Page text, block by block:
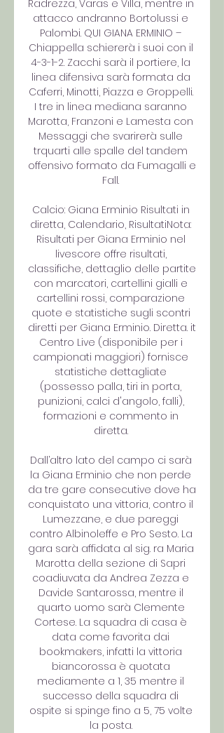
Radrezza, Varas e Villa, mentre in
attacco andranno Bortolussi e
Palombi. QUI GIANA ERMINIO –
Chiappella schiererà i suoi con il
4-3-1-2. Zacchi sarà il portiere, la
linea difensiva sarà formata da
Caferri, Minotti, Piazza e Groppelli.
I tre in linea mediana saranno
Marotta, Franzoni e Lamesta con
Messaggi che svarirerà sulle
trquarti alle spalle del tandem
offensivo formato da Fumagalli e
Fall.
Calcio: Giana Erminio Risultati in
diretta, Calendario, RisultatiNota:
Risultati per Giana Erminio nel
livescore offre risultati,
classifiche, dettaglio delle partite
con marcatori, cartellini gialli e
cartellini rossi, comparazione
quote e statistiche sugli scontri
diretti per Giana Erminio. Diretta. it
Centro Live (disponibile per i
campionati maggiori) fornisce
statistiche dettagliate
(possesso palla, tiri in porta,
punizioni, calci d'angolo, falli),
formazioni e commento in
diretta.
Dall’altro lato del campo ci sarà
la Giana Erminio che non perde
da tre gare consecutive dove ha
conquistato una vittoria, contro il
Lumezzane, e due pareggi
contro Albinoleffe e Pro Sesto. La
gara sarà affidata al sig. ra Maria
Marotta della sezione di Sapri
coadiuvata da Andrea Zezza e
Davide Santarossa, mentre il
quarto uomo sarà Clemente
Cortese. La squadra di casa è
data come favorita dai
bookmakers, infatti la vittoria
biancorossa è quotata
mediamente a 1, 35 mentre il
successo della squadra di
ospite si spinge fino a 5, 75 volte
la posta.